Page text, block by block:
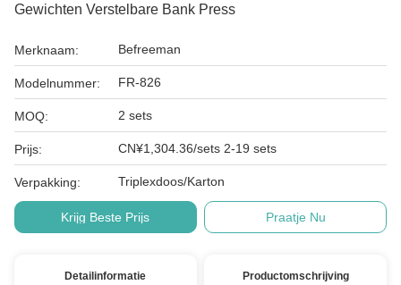
Gewichten Verstelbare Bank Press
Merknaam: Befreeman
Modelnummer: FR-826
MOQ: 2 sets
Prijs: CN¥1,304.36/sets 2-19 sets
Verpakking: Triplexdoos/Karton
Krijg Beste Prijs Praatje Nu
Detailinformatie Productomschrijving